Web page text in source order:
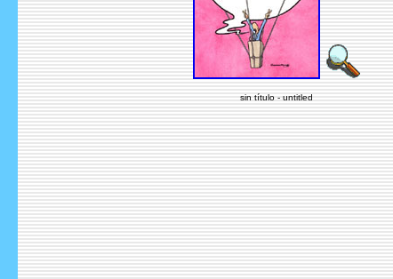
sin título - untitled